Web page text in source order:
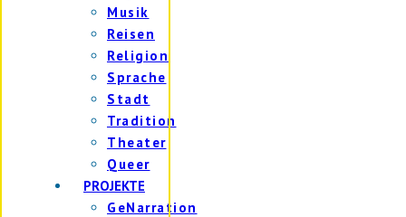
Musik
Reisen
Religion
Sprache
Stadt
Tradition
Theater
Queer
PROJEKTE
GeNarration